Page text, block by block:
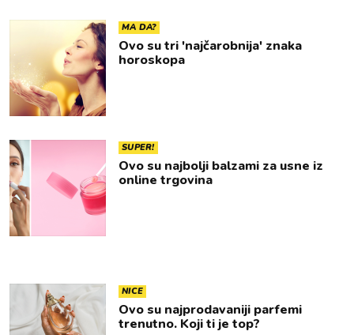
MA DA?
Ovo su tri 'najčarobnija' znaka
horoskopa
SUPER!
Ovo su najbolji balzami za usne iz
online trgovina
NICE
Ovo su najprodavaniji parfemi
trenutno. Koji ti je top?